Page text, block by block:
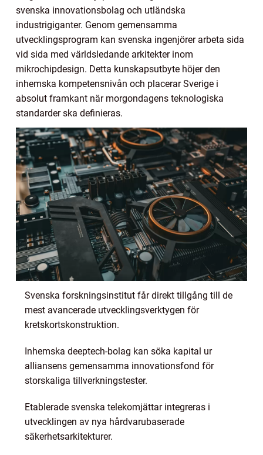
svenska innovationsbolag och utländska
industrigiganter. Genom gemensamma
utvecklingsprogram kan svenska ingenjörer arbeta sida
vid sida med världsledande arkitekter inom
mikrochipdesign. Detta kunskapsutbyte höjer den
inhemska kompetensnivån och placerar Sverige i
absolut framkant när morgondagens teknologiska
standarder ska definieras.
Svenska forskningsinstitut får direkt tillgång till de
mest avancerade utvecklingsverktygen för
kretskortskonstruktion.
Inhemska deeptech-bolag kan söka kapital ur
alliansens gemensamma innovationsfond för
storskaliga tillverkningstester.
Etablerade svenska telekomjättar integreras i
utvecklingen av nya hårdvarubaserade
säkerhetsarkitekturer.